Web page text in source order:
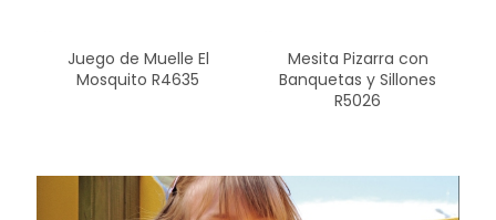
Juego de Muelle El
Mosquito R4635
Mesita Pizarra con
Banquetas y Sillones
R5026